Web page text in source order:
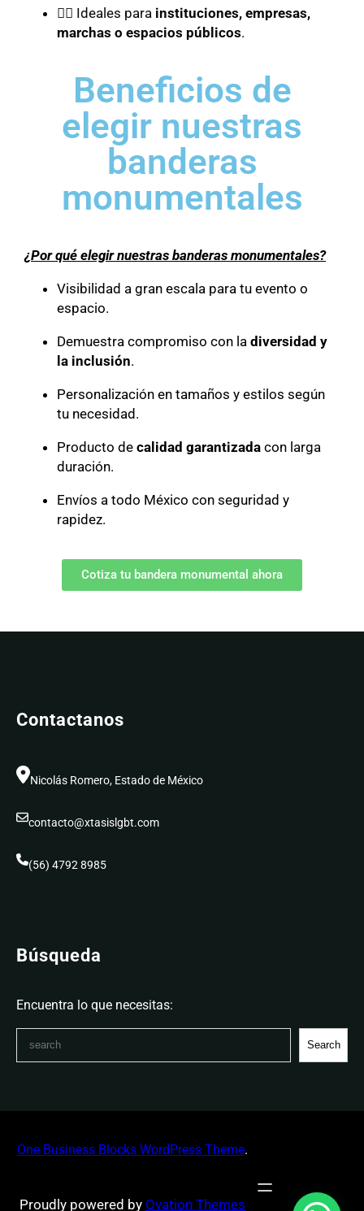
🏳️‍🌈 Ideales para instituciones, empresas,
marchas o espacios públicos.
Beneficios de
elegir nuestras
banderas
monumentales
¿Por qué elegir nuestras banderas monumentales?
Visibilidad a gran escala para tu evento o
espacio.
Demuestra compromiso con la diversidad y
la inclusión.
Personalización en tamaños y estilos según
tu necesidad.
Producto de calidad garantizada con larga
duración.
Envíos a todo México con seguridad y
rapidez.
Cotiza tu bandera monumental ahora
Contactanos
Nicolás Romero, Estado de México
contacto@xtasislgbt.com
(56) 4792 8985
Búsqueda
Encuentra lo que necesitas:
Search
One Business Blocks WordPress Theme.
Proudly powered by Ovation Themes